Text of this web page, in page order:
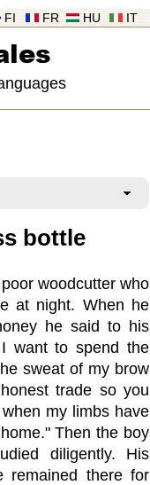
IT
HU
FR
FI
bottle
woodcutter who
at night. When he
he said to his
want to spend the
sweat of my brow
trade so you
my limbs have
Then the boy
diligently. His
remained there for